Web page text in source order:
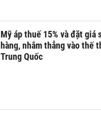
Mỹ áp thuế 15% và đặt giá
hàng, nhắm thẳng vào thế
Trung Quốc